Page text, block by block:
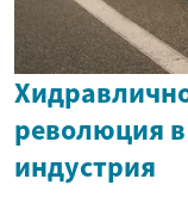
революция
индустрия